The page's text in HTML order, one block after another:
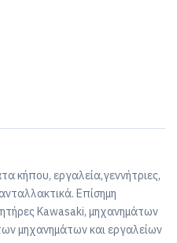
εργαλεία,γεννήτριες,
Επίσημη
Kawasaki, μηχανημάτων
μηχανημάτων και εργαλείων